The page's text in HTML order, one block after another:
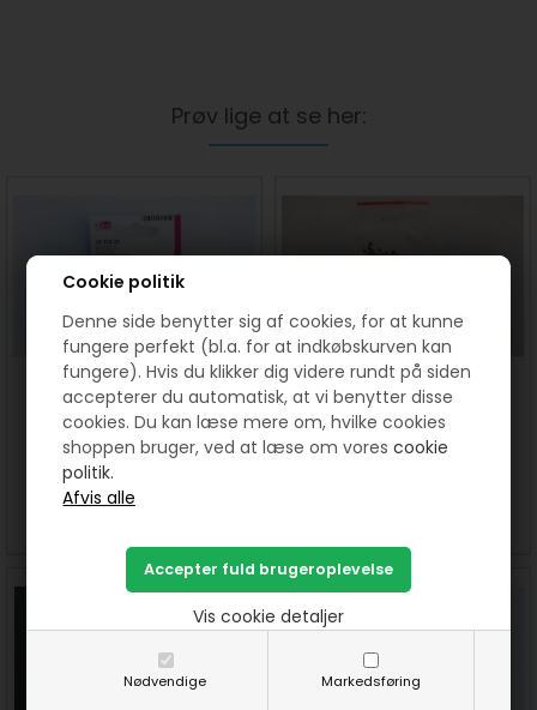
Cookie politik
Denne side benytter sig af cookies, for at kunne
fungere perfekt (bl.a. for at indkøbskurven kan
fungere). Hvis du klikker dig videre rundt på siden
accepterer du automatisk, at vi benytter disse
cookies. Du kan læse mere om, hvilke cookies
shoppen bruger, ved at læse om vorescookie
politik.
Nødvendige Markedsføring
Vis cookie detaljer
Prøv lige at se her:
Hvide voksperler 4 mm efco
15,00
Røde voksperler 3 mm